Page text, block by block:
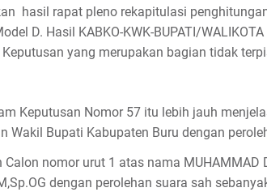
hasil rapat pleno rekapitulasi
D. Hasil KABKO-KWK-BUPATI/
yang merupakan bagian tidak
Keputusan Nomor 57 itu lebih jauh
Wakil Bupati Kabupaten Buru dengan
Calon nomor urut 1 atas nama MUHAMMAD
dengan perolehan suara sah